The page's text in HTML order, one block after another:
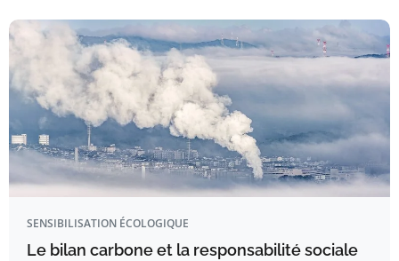
SENSIBILISATION ÉCOLOGIQUE
Le bilan carbone et la responsabilité sociale